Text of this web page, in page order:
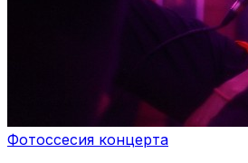
Фотоссесия концерта